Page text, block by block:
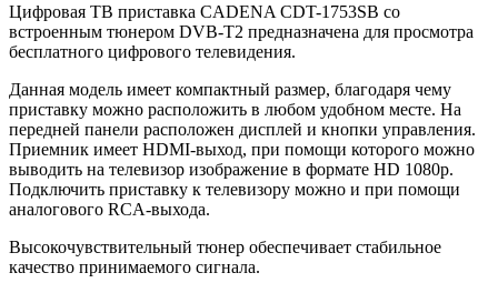
Цифровая ТВ приставка CADENA CDT-1753SB со
встроенным тюнером DVB-T2 предназначена для просмотра
бесплатного цифрового телевидения.
Данная модель имеет компактный размер, благодаря чему
приставку можно расположить в любом удобном месте. На
передней панели расположен дисплей и кнопки управления.
Приемник имеет HDMI-выход, при помощи которого можно
выводить на телевизор изображение в формате HD 1080p.
Подключить приставку к телевизору можно и при помощи
аналогового RCA-выхода.
Высокочувствительный тюнер обеспечивает стабильное
качество принимаемого сигнала.